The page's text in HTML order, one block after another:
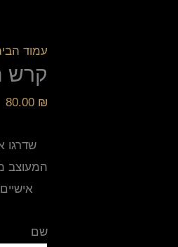
עמוד
קרש
80.00 ₪
שדרגו
המעוצב
שם